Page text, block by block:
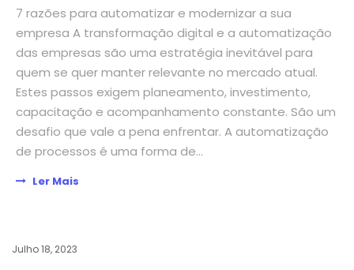
7 razões para automatizar e modernizar a sua
empresa A transformação digital e a automatização
das empresas são uma estratégia inevitável para
quem se quer manter relevante no mercado atual.
Estes passos exigem planeamento, investimento,
capacitação e acompanhamento constante. São um
desafio que vale a pena enfrentar. A automatização
de processos é uma forma de...
Ler Mais
Julho 18, 2023